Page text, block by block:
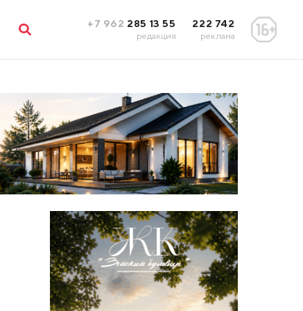
+7 962 285 13 55
редакция
222 742
реклама